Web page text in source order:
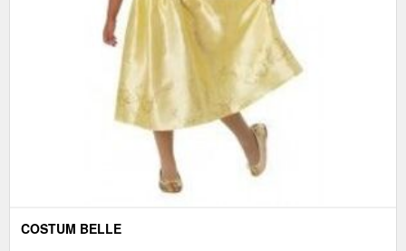
COSTUM BELLE